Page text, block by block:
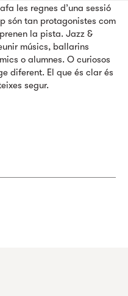
les regnes d’una sessió
són tan protagonistes com
la pista. Jazz &
músics, ballarins
o alumnes. O curiosos
diferent. El que és clar és
segur.